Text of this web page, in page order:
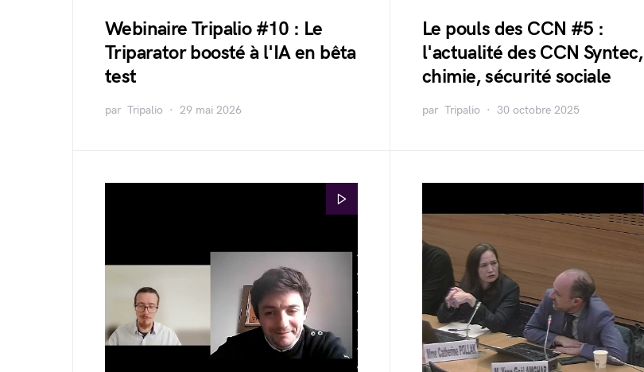
Webinaire Tripalio #10 : Le
Triparator boosté à l'IA en bêta
test
par Tripalio 29 mai 2026
Le pouls des CCN #5 :
l'actualité des CCN Syntec,
chimie, sécurité sociale
par Tripalio 30 octobre 2025